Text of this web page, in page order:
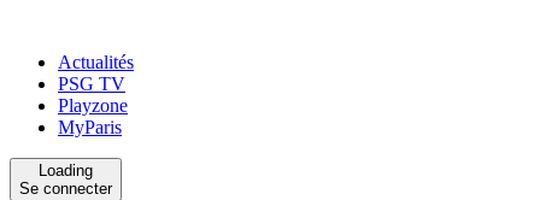
Actualités
PSG TV
Playzone
MyParis
Loading
Se connecter